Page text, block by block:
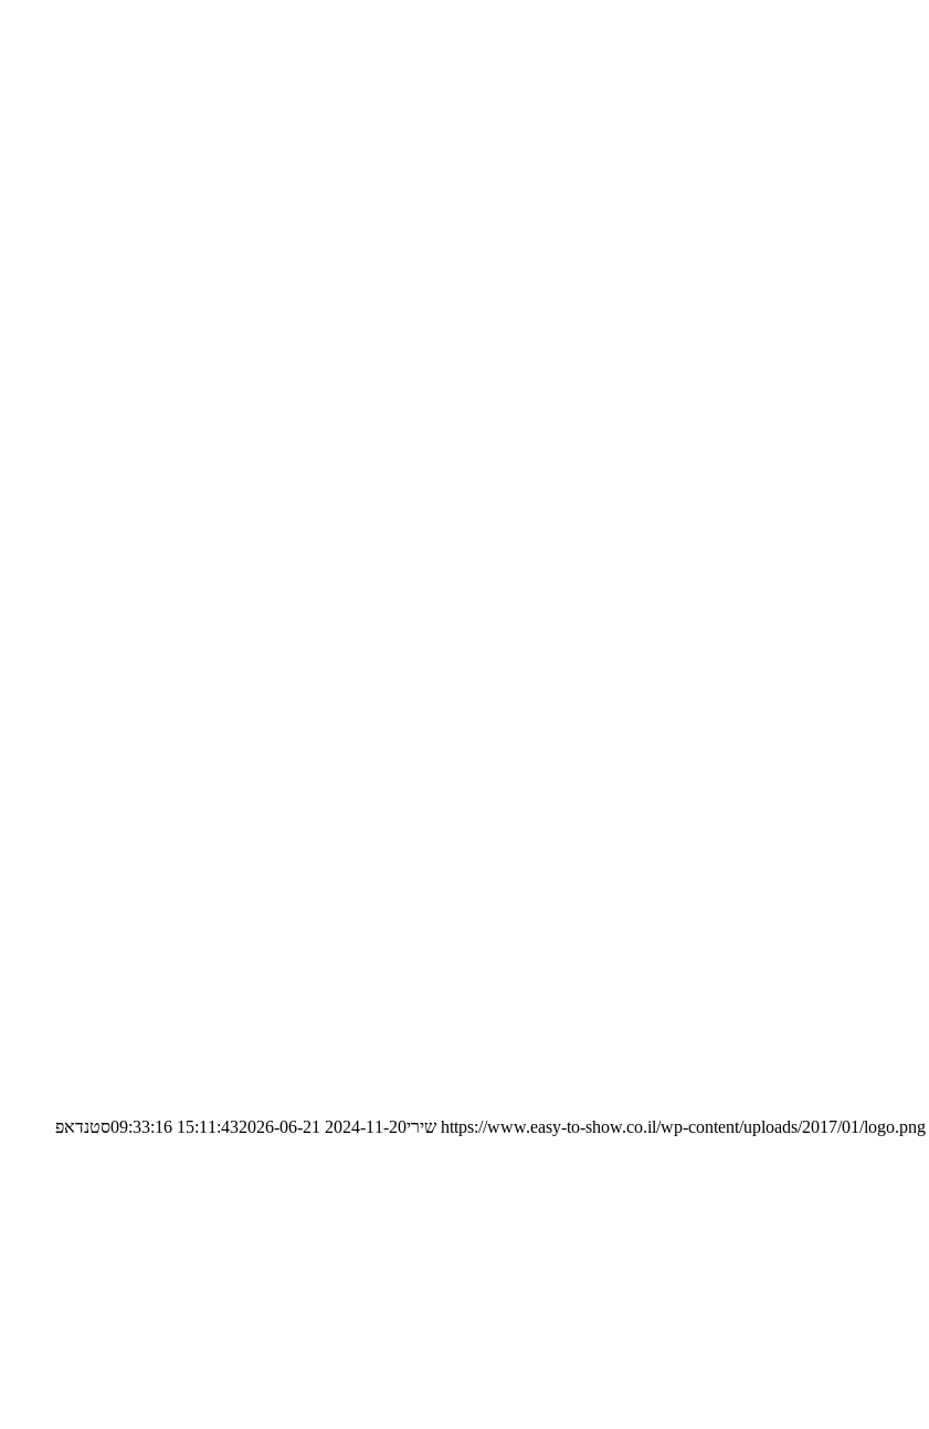
https://www.easy-to-show.co.il/wp-content/uploads/2017/01/logo.png שירי2024-11-20 15:11:43
2026-06-21 09:33:16
סטנדאפ